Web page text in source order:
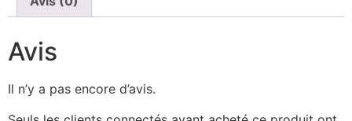
Avis
Il n’y a pas encore d’avis.